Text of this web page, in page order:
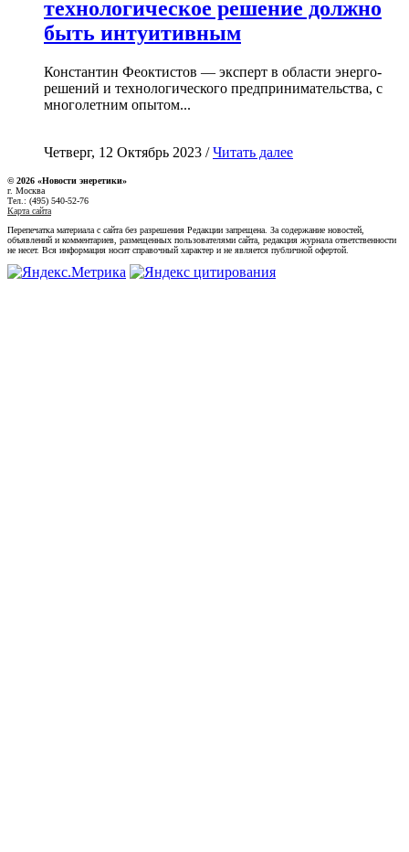
технологическое решение должно
быть интуитивным
Константин Феоктистов — эксперт в области энерго-
решений и технологического предпринимательства, с
многолетним опытом...
Четверг, 12 Октябрь 2023 /Читать далее
© 2026 «Новости энеретики»
г. Москва
Тел.: (495) 540-52-76
Карта сайта
Перепечатка материала с сайта без разрешения Редакции запрещена. За содержание новостей,
объявлений и комментариев, размещенных пользователями сайта, редакция журнала ответственности
не несет. Вся информация носит справочный характер и не является публичной офертой.